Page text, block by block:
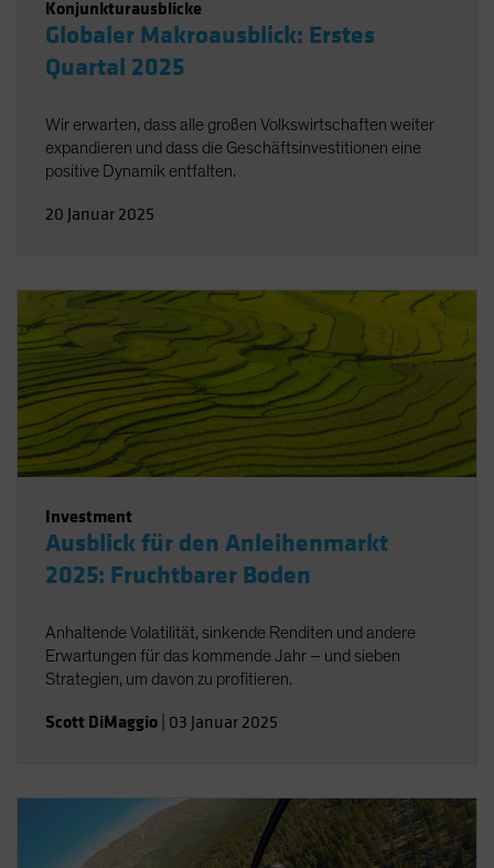
Konjunkturausblicke
Globaler Makroausblick: Erstes
Quartal 2025
Wir erwarten, dass alle großen Volkswirtschaften weiter
expandieren und dass die Geschäftsinvestitionen eine
positive Dynamik entfalten.
20 Januar 2025
Investment
Ausblick für den Anleihenmarkt
2025: Fruchtbarer Boden
Anhaltende Volatilität, sinkende Renditen und andere
Erwartungen für das kommende Jahr – und sieben
Strategien, um davon zu profitieren.
Scott DiMaggio 03 Januar 2025